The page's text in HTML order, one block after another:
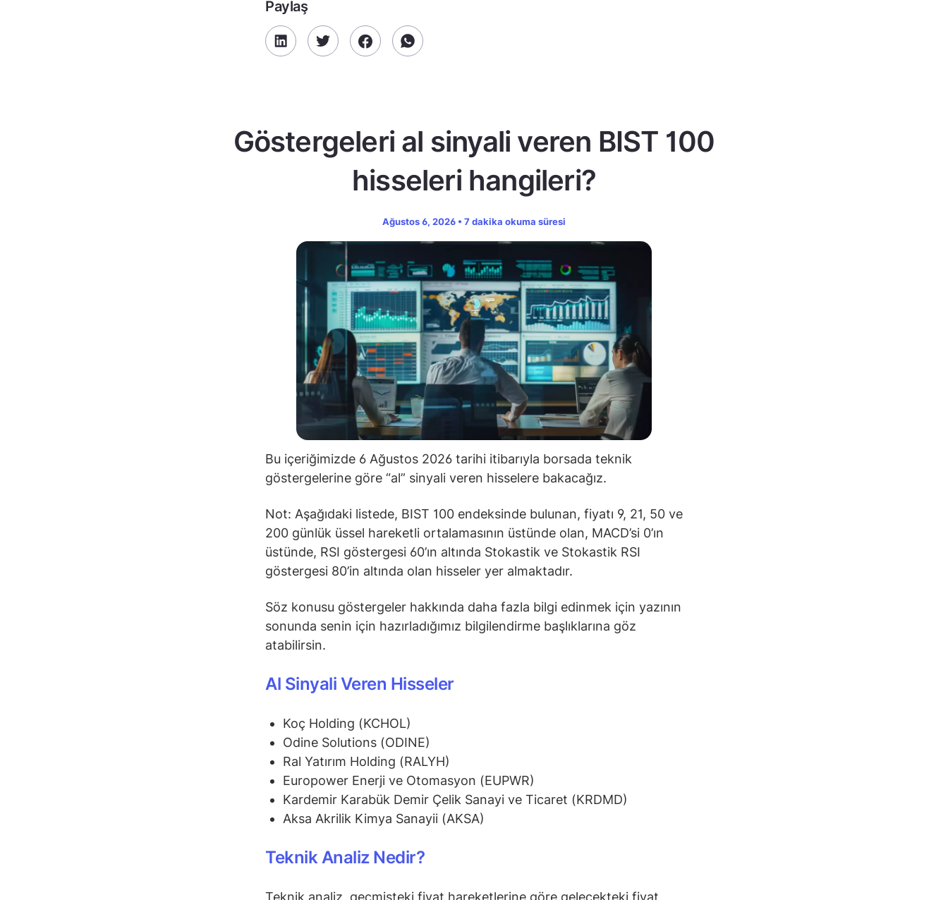
Paylaş
Göstergeleri al sinyali veren BIST 100
hisseleri hangileri?
Ağustos 6, 2026 • 7 dakika okuma süresi
Bu içeriğimizde 6 Ağustos 2026 tarihi itibarıyla borsada teknik
göstergelerine göre “al” sinyali veren hisselere bakacağız.
Not: Aşağıdaki listede, BIST 100 endeksinde bulunan, fiyatı 9, 21, 50 ve
200 günlük üssel hareketli ortalamasının üstünde olan, MACD’si 0’ın
üstünde, RSI göstergesi 60’ın altında Stokastik ve Stokastik RSI
göstergesi 80’in altında olan hisseler yer almaktadır.
Söz konusu göstergeler hakkında daha fazla bilgi edinmek için yazının
sonunda senin için hazırladığımız bilgilendirme başlıklarına göz
atabilirsin.
Al Sinyali Veren Hisseler
Koç Holding (KCHOL)
Odine Solutions (ODINE)
Ral Yatırım Holding (RALYH)
Europower Enerji ve Otomasyon (EUPWR)
Kardemir Karabük Demir Çelik Sanayi ve Ticaret (KRDMD)
Aksa Akrilik Kimya Sanayii (AKSA)
Teknik Analiz Nedir?
Teknik analiz, geçmişteki fiyat hareketlerine göre gelecekteki fiyat